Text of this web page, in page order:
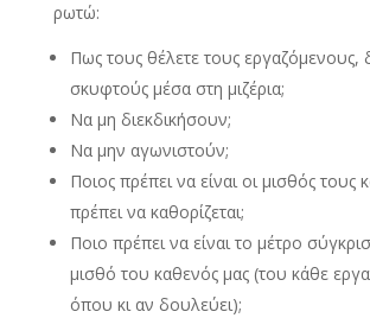
ρωτώ:
Πως τους θέλετε τους εργαζόμενους,
σκυφτούς μέσα στη μιζέρια;
Να μη διεκδικήσουν;
Να μην αγωνιστούν;
Ποιος πρέπει να είναι οι μισθός τους
πρέπει να καθορίζεται;
Ποιο πρέπει να είναι το μέτρο
μισθό του καθενός μας (του κάθε
όπου κι αν δουλεύει);